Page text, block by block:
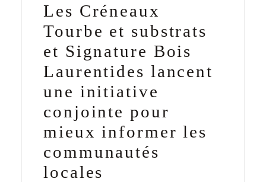
Les Créneaux
Tourbe et substrats
et Signature Bois
Laurentides lancent
une initiative
conjointe pour
mieux informer les
communautés
locales